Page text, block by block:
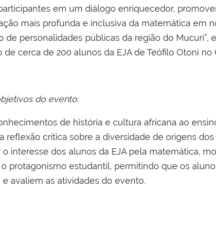
em um diálogo enriquecedor,
mais profunda e inclusiva da matemática em
de personalidades públicas da região do
de cerca de 200 alunos da EJA de Teófilo Otoni no
do evento:
de história e cultura africana ao
reflexão crítica sobre a diversidade de origens
interesse dos alunos da EJA pela matemática,
protagonismo estudantil, permitindo que os
avaliem as atividades do evento.